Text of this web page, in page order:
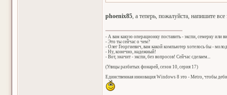
phoenix85, а теперь, пожалуйста, напишите
- А вам какую операционку поставить - экспи, семерку или
- Это ты сейчас о чем?
- Олег Георгиевич, вам какой компьютер хотелось бы -
- Ну, конечно, надежный!
- Вот, значит - экспи, без вопросов! Сейчас сделаем...
(Улицы разбитых фонарей, сезон 10, серия 17)
Единственная инновация Windows 8 это - Metro, чтобы